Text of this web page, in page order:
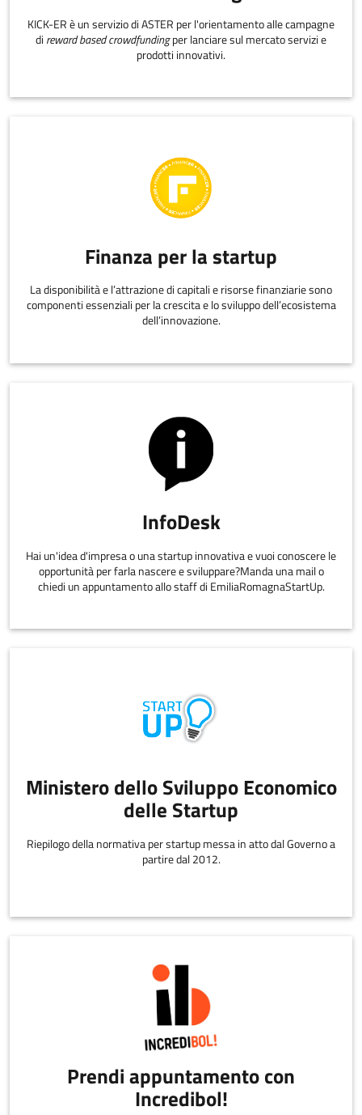
KICK-ER è un servizio di ASTER per l'orientamento alle campagne
di reward based crowdfundingper lanciare sul mercato servizi e
prodotti innovativi.
Finanza per la startup
La disponibilità e l’attrazione di capitali e risorse finanziarie sono
componenti essenziali per la crescita e lo sviluppo dell’ecosistema
dell’innovazione.
InfoDesk
Hai un'idea d'impresa o una startup innovativa e vuoi conoscere le
opportunità per farla nascere e sviluppare?Manda una mail o
chiedi un appuntamento allo staff di EmiliaRomagnaStartUp.
Ministero dello Sviluppo Economico
delle Startup
Riepilogo della normativa per startup messa in atto dal Governo a
partire dal 2012.
Prendi appuntamento con
Incredibol!